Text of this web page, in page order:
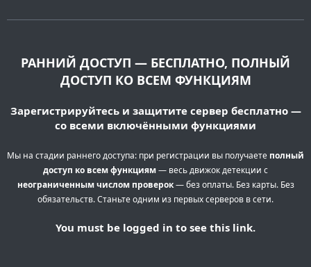
РАННИЙ ДОСТУП — БЕСПЛАТНО, ПОЛНЫЙ
ДОСТУП КО ВСЕМ ФУНКЦИЯМ
Зарегистрируйтесь и защитите сервер бесплатно —
со всеми включёнными функциями
Мы на стадии раннего доступа: при регистрации вы получаете полный
доступ ко всем функциям— весь движок детекции с
неограниченным числом проверок— без оплаты. Без карты. Без
обязательств. Станьте одним из первых серверов в сети.
You must be logged in to see this link.